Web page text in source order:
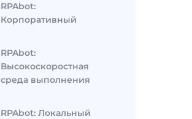
RPAbot:
Корпоративный
RPAbot:
Высокоскоростная
среда выполнения
RPAbot: Локальный